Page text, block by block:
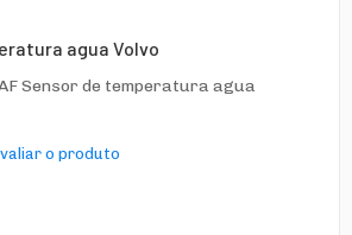
agua Volvo
Sensor de temperatura agua
o produto